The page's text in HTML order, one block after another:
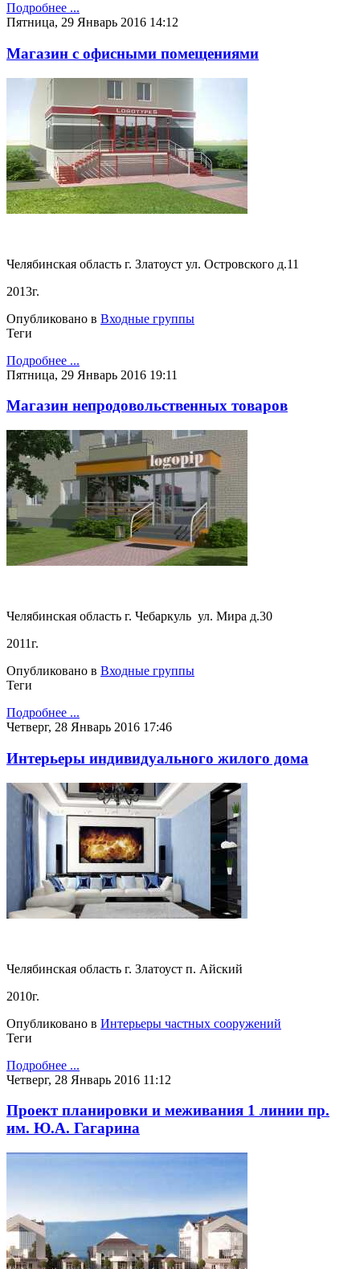
Подробнее ...
Пятница, 29 Январь 2016 14:12
Магазин с офисными помещениями
Челябинская область г. Златоуст ул. Островского д.11
2013г.
Опубликовано в Входные группы
Теги
Подробнее ...
Пятница, 29 Январь 2016 19:11
Магазин непродовольственных товаров
Челябинская область г. Чебаркуль ул. Мира д.30
2011г.
Опубликовано в Входные группы
Теги
Подробнее ...
Четверг, 28 Январь 2016 17:46
Интерьеры индивидуального жилого дома
Челябинская область г. Златоуст п. Айский
2010г.
Опубликовано в Интерьеры частных сооружений
Теги
Подробнее ...
Четверг, 28 Январь 2016 11:12
Проект планировки и меживания 1 линии пр.
им. Ю.А. Гагарина